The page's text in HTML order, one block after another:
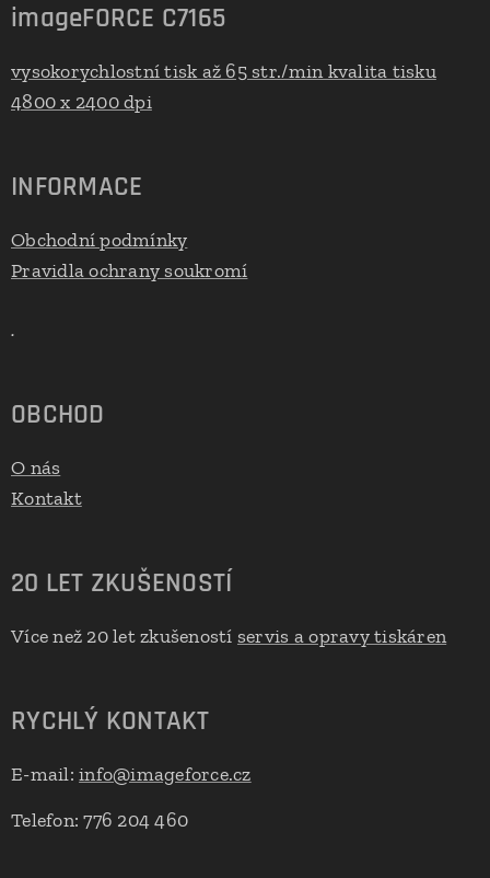
imageFORCE C7165
vysokorychlostní tisk až 65 str./min kvalita tisku
4800 x 2400 dpi
INFORMACE
Obchodní podmínky
Pravidla ochrany soukromí
.
OBCHOD
O nás
Kontakt
20 LET ZKUŠENOSTÍ
Více než 20 let zkušeností servis a opravy tiskáren
RYCHLÝ KONTAKT
E-mail:info@imageforce.cz
Telefon: 776 204 460